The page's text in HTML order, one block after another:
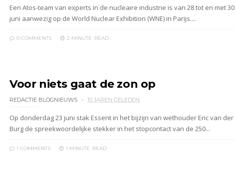
Een Atos-team van experts in de nucleaire industrie is van 28 tot en met 30
juni aanwezig op de World Nuclear Exhibition (WNE) in Parijs....
0 COMMENTS 2 MINUTE READ
Voor niets gaat de zon op
REDACTIE BLOGNIEUWS 10 JAREN GELEDEN
Op donderdag 23 juni stak Essent in het bijzijn van wethouder Eric van der
Burg de spreekwoordelijke stekker in het stopcontact van de 250...
1 COMMENTS 1 MINUTE READ